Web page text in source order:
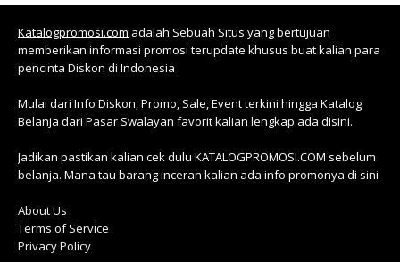
Katalogpromosi.com adalah Sebuah Situs yang bertujuan
memberikan informasi promosi terupdate khusus buat kalian para
pencinta Diskon di Indonesia
Mulai dari Info Diskon, Promo, Sale, Event terkini hingga Katalog
Belanja dari Pasar Swalayan favorit kalian lengkap ada disini.
Jadikan pastikan kalian cek dulu KATALOGPROMOSI.COM sebelum
belanja. Mana tau barang inceran kalian ada info promonya di sini
About Us
Terms of Service
Privacy Policy